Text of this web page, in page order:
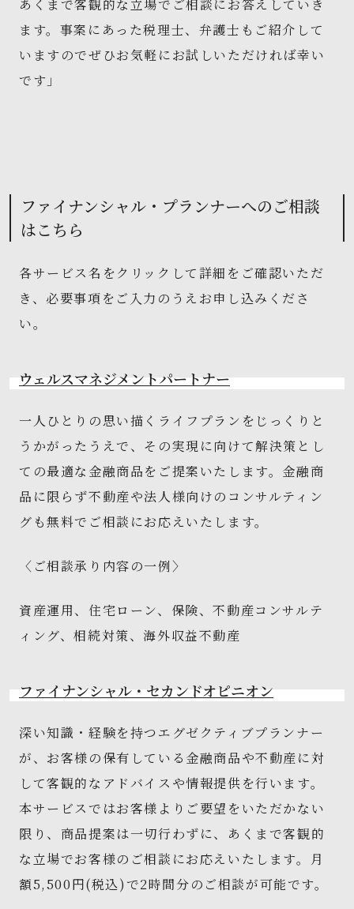
あくまで客観的な立場でご相談にお答えしていき
ます。事案にあった税理士、弁護士もご紹介して
いますのでぜひお気軽にお試しいただければ幸い
です」
ファイナンシャル・プランナーへのご相談
はこちら
各サービス名をクリックして詳細をご確認いただ
き、必要事項をご入力のうえお申し込みくださ
い。
ウェルスマネジメントパートナー
一人ひとりの思い描くライフプランをじっくりと
うかがったうえで、その実現に向けて解決策とし
ての最適な金融商品をご提案いたします。金融商
品に限らず不動産や法人様向けのコンサルティン
グも無料でご相談にお応えいたします。
〈ご相談承り内容の一例〉
資産運用、住宅ローン、保険、不動産コンサルテ
ィング、相続対策、海外収益不動産
ファイナンシャル・セカンドオピニオン
深い知識・経験を持つエグゼクティブプランナー
が、お客様の保有している金融商品や不動産に対
して客観的なアドバイスや情報提供を行います。
本サービスではお客様よりご要望をいただかない
限り、商品提案は一切行わずに、あくまで客観的
な立場でお客様のご相談にお応えいたします。月
額5,500円(税込)で2時間分のご相談が可能です。